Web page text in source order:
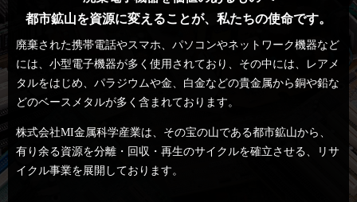
都市鉱山を資源に変えることが、私たちの使命です。
廃棄された携帯電話やスマホ、パソコンやネットワーク機器など
には、 小型電子機器が多く使用されており、 その中には、レアメ
タルをはじめ、パラジウムや金、 白金などの貴金属から銅や鉛な
どのベースメタルが多く含まれております。
株式会社MI金属科学産業は、その宝の山である都市鉱山から、
有り余る資源を分離・回収・再生のサイクルを確立させる、
リサ
イクル事業を展開しております。